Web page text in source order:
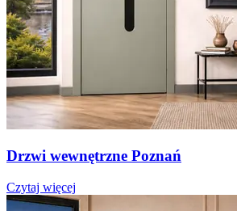
Drzwi wewnętrzne Poznań
Czytaj więcej